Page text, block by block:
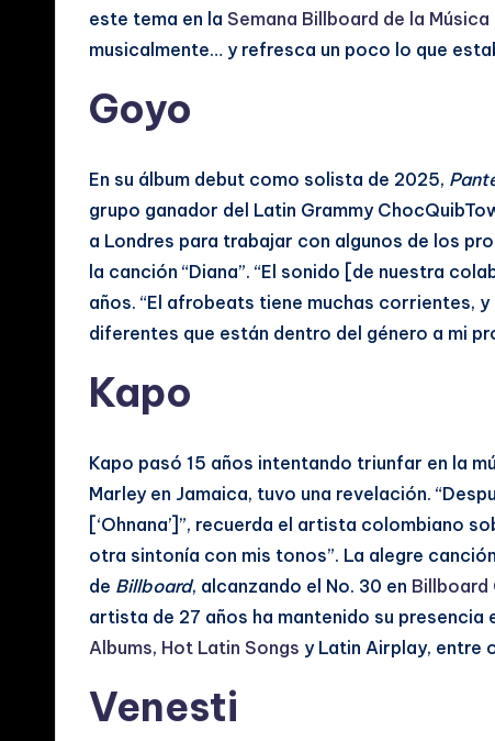
este tema en la Semana Billboard de la Música
musicalmente… y refresca un poco lo que
Goyo
En su álbum debut como solista de 2025,
grupo ganador del Latin Grammy
a Londres para trabajar con algunos de los
la canción “Diana”. “El sonido [de nuestra
años. “El afrobeats tiene muchas corrientes,
diferentes que están dentro del género a mi
Kapo
Kapo pasó 15 años intentando triunfar en la
Marley en Jamaica, tuvo una revelación.
[‘Ohnana’]”, recuerda el artista colombiano
otra sintonía con mis tonos”. La alegre
de Billboard, alcanzando el No. 30 en Billboard
artista de 27 años ha mantenido su presencia
Albums, Hot Latin Songs y Latin Airplay, entre
Venesti